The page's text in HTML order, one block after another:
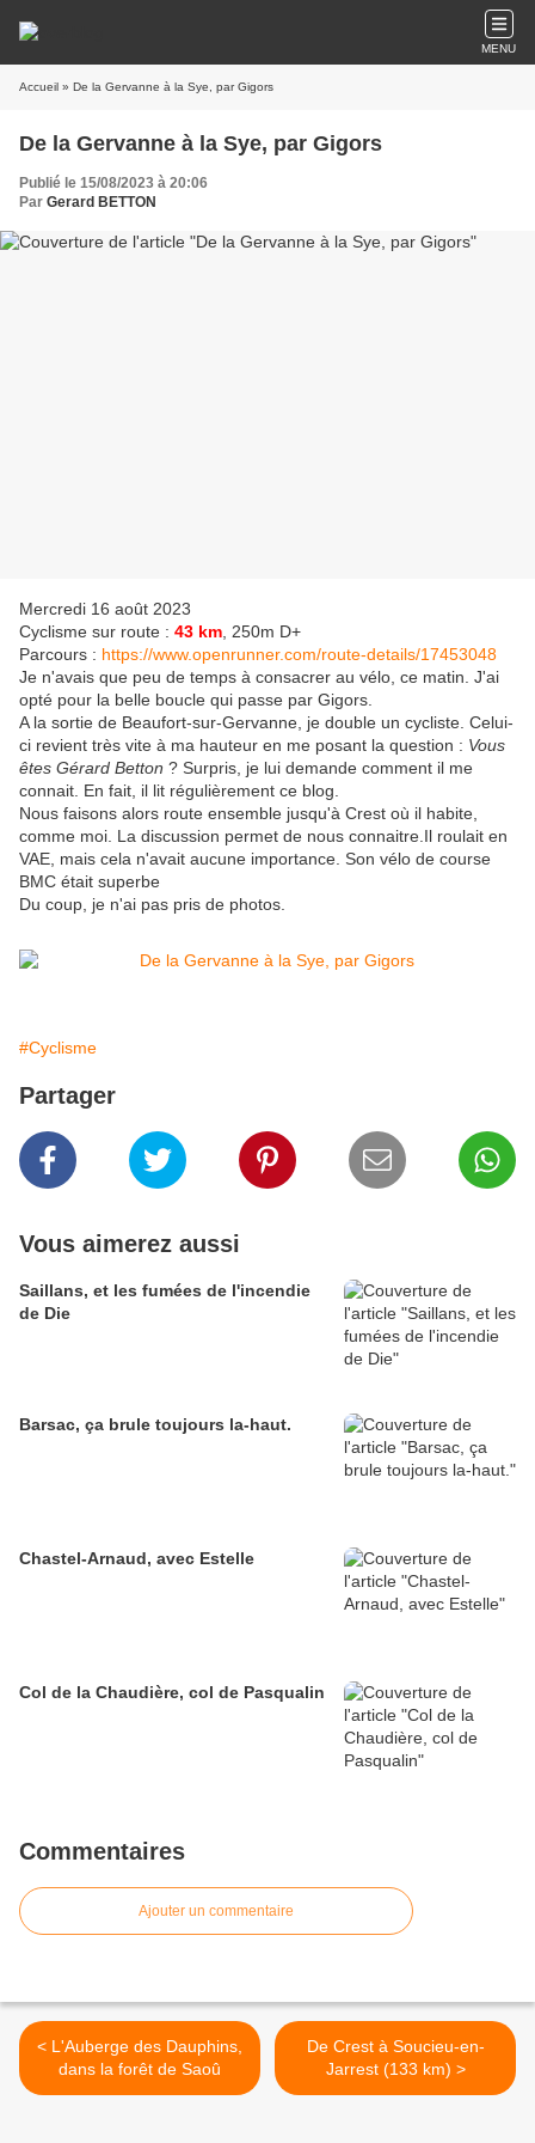
MENU
Accueil » De la Gervanne à la Sye, par Gigors
De la Gervanne à la Sye, par Gigors
Publié le 15/08/2023 à 20:06
Par Gerard BETTON
Mercredi 16 août 2023
Cyclisme sur route : 43 km , 250m D+
Parcours : https://www.openrunner.com/route-details/17453048
Je n'avais que peu de temps à consacrer au vélo, ce matin. J'ai
opté pour la belle boucle qui passe par Gigors.
A la sortie de Beaufort-sur-Gervanne, je double un cycliste. Celui-
ci revient très vite à ma hauteur en me posant la question : Vous
êtes Gérard Betton ? Surpris, je lui demande comment il me
connait. En fait, il lit régulièrement ce blog.
Nous faisons alors route ensemble jusqu'à Crest où il habite,
comme moi. La discussion permet de nous connaitre.Il roulait en
VAE, mais cela n'avait aucune importance. Son vélo de course
BMC était superbe
Du coup, je n'ai pas pris de photos.
#Cyclisme
Partager
Vous aimerez aussi
Saillans, et les fumées de l'incendie
de Die
Barsac, ça brule toujours la-haut.
Chastel-Arnaud, avec Estelle
Col de la Chaudière, col de Pasqualin
Commentaires
Ajouter un commentaire
< L'Auberge des Dauphins,
dans la forêt de Saoû
De Crest à Soucieu-en-
Jarrest (133 km) >